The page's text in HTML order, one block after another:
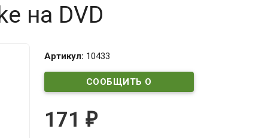
на DVD
Артикул: 10433
СООБЩИТЬ О
171 ₽